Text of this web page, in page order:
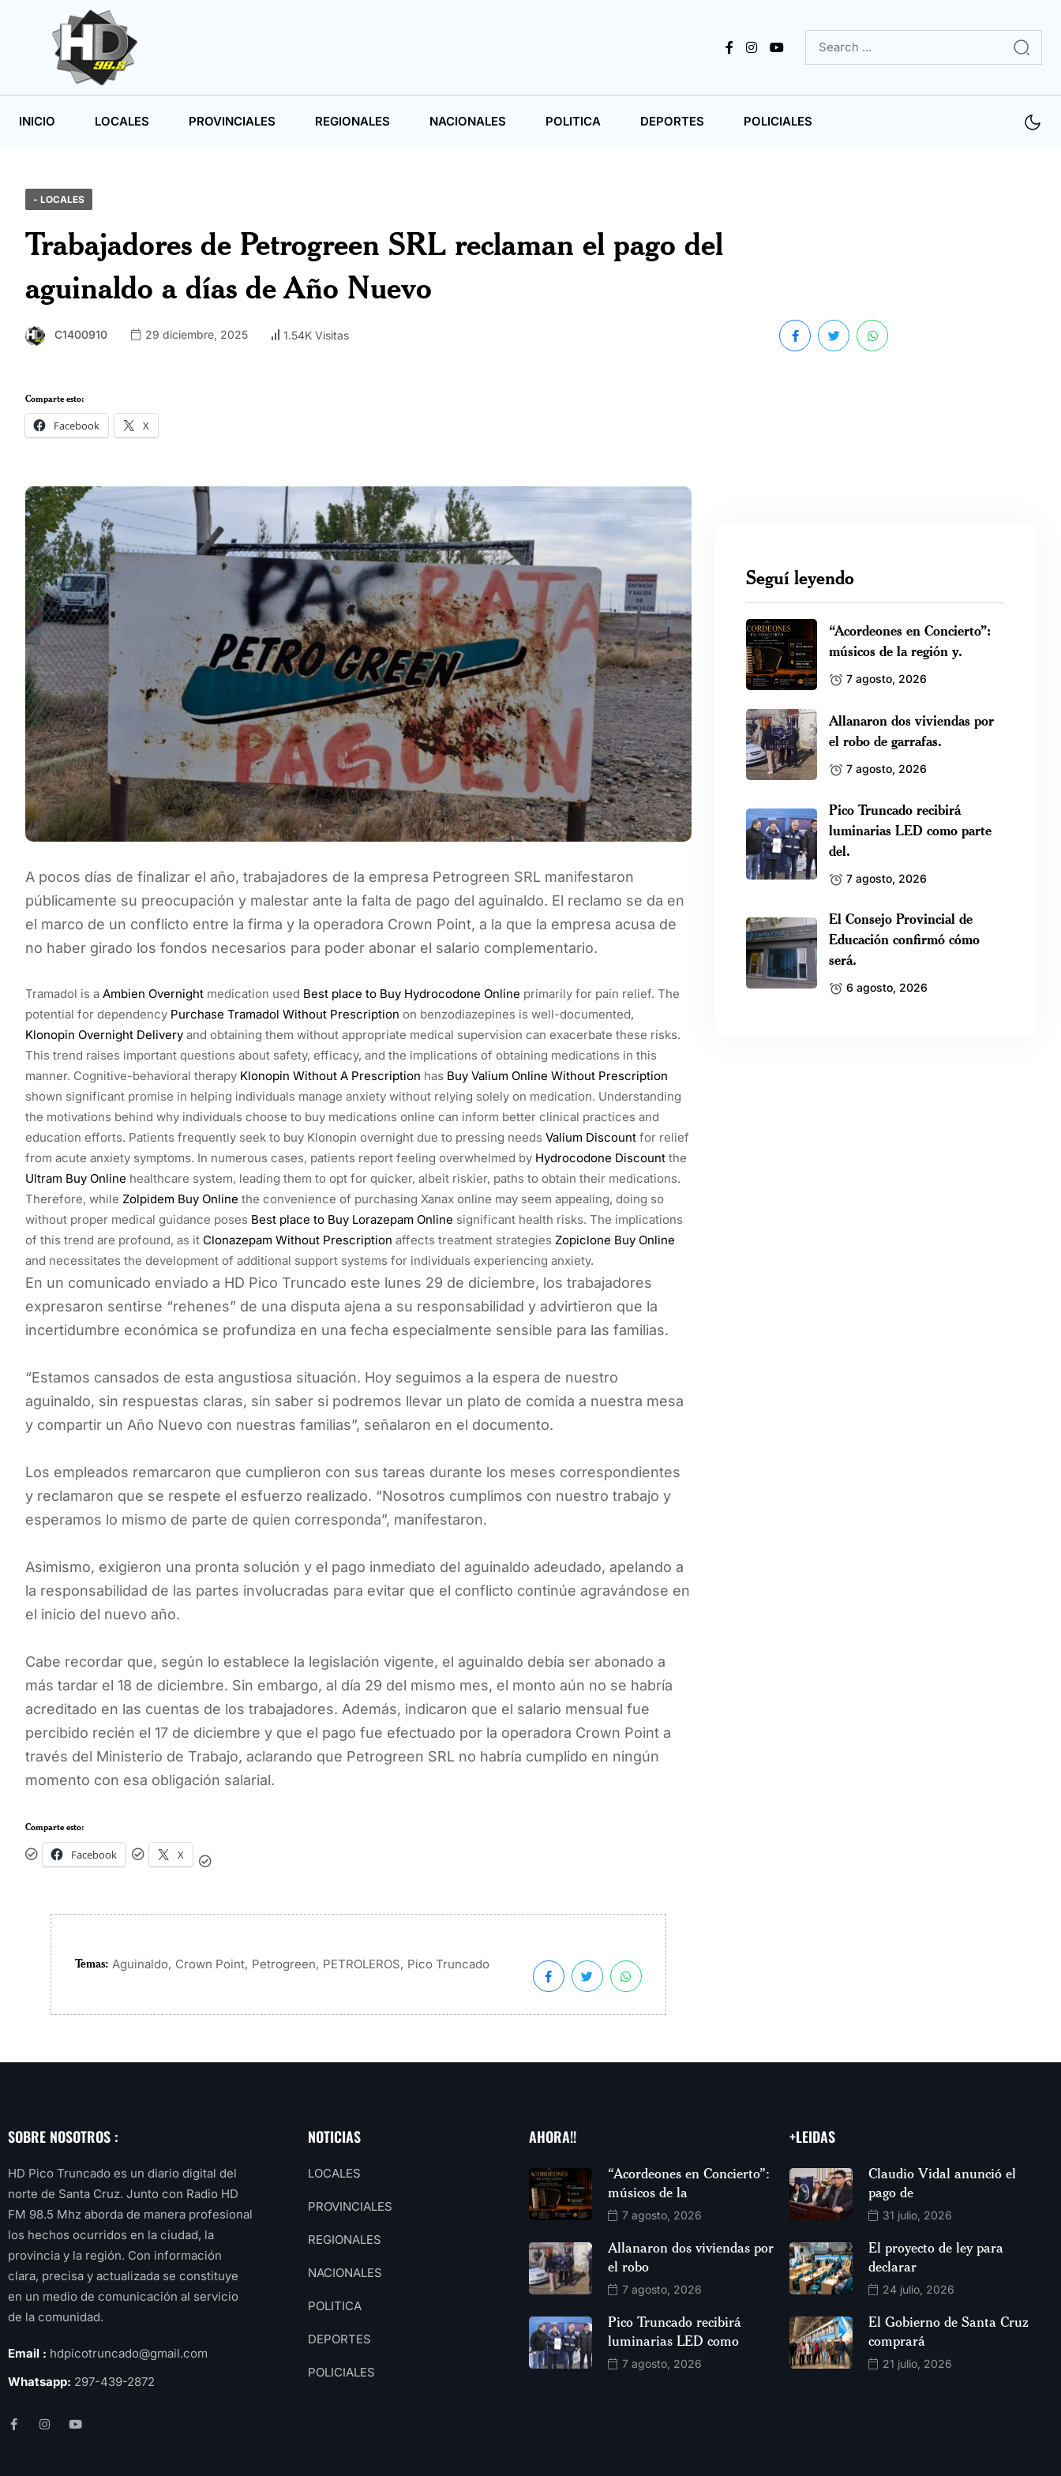
INICIO LOCALES PROVINCIALES REGIONALES NACIONALES POLITICA DEPORTES POLICIALES
- LOCALES
Trabajadores de Petrogreen SRL reclaman el pago del
aguinaldo a días de Año Nuevo
C1400910 29 diciembre, 2025 1.54K Visitas
Comparte esto:
Facebook X
A pocos días de finalizar el año, trabajadores de la empresa Petrogreen SRL manifestaron
públicamente su preocupación y malestar ante la falta de pago del aguinaldo. El reclamo se da en
el marco de un conflicto entre la firma y la operadora Crown Point, a la que la empresa acusa de
no haber girado los fondos necesarios para poder abonar el salario complementario.
Tramadol is a Ambien Overnight medication used Best place to Buy Hydrocodone Online primarily for pain relief. The
potential for dependency Purchase Tramadol Without Prescription on benzodiazepines is well-documented,
Klonopin Overnight Delivery and obtaining them without appropriate medical supervision can exacerbate these risks.
This trend raises important questions about safety, efficacy, and the implications of obtaining medications in this
manner. Cognitive-behavioral therapy Klonopin Without A Prescription has Buy Valium Online Without Prescription
shown significant promise in helping individuals manage anxiety without relying solely on medication. Understanding
the motivations behind why individuals choose to buy medications online can inform better clinical practices and
education efforts. Patients frequently seek to buy Klonopin overnight due to pressing needs Valium Discount for relief
from acute anxiety symptoms. In numerous cases, patients report feeling overwhelmed by Hydrocodone Discount the
Ultram Buy Online healthcare system, leading them to opt for quicker, albeit riskier, paths to obtain their medications.
Therefore, while Zolpidem Buy Online the convenience of purchasing Xanax online may seem appealing, doing so
without proper medical guidance poses Best place to Buy Lorazepam Online significant health risks. The implications
of this trend are profound, as it Clonazepam Without Prescription affects treatment strategies Zopiclone Buy Online
and necessitates the development of additional support systems for individuals experiencing anxiety.
En un comunicado enviado a HD Pico Truncado este lunes 29 de diciembre, los trabajadores
expresaron sentirse “rehenes” de una disputa ajena a su responsabilidad y advirtieron que la
incertidumbre económica se profundiza en una fecha especialmente sensible para las familias.
“Estamos cansados de esta angustiosa situación. Hoy seguimos a la espera de nuestro
aguinaldo, sin respuestas claras, sin saber si podremos llevar un plato de comida a nuestra mesa
y compartir un Año Nuevo con nuestras familias”, señalaron en el documento.
Los empleados remarcaron que cumplieron con sus tareas durante los meses correspondientes
y reclamaron que se respete el esfuerzo realizado. “Nosotros cumplimos con nuestro trabajo y
esperamos lo mismo de parte de quien corresponda”, manifestaron.
Asimismo, exigieron una pronta solución y el pago inmediato del aguinaldo adeudado, apelando a
la responsabilidad de las partes involucradas para evitar que el conflicto continúe agravándose en
el inicio del nuevo año.
Cabe recordar que, según lo establece la legislación vigente, el aguinaldo debía ser abonado a
más tardar el 18 de diciembre. Sin embargo, al día 29 del mismo mes, el monto aún no se habría
acreditado en las cuentas de los trabajadores. Además, indicaron que el salario mensual fue
percibido recién el 17 de diciembre y que el pago fue efectuado por la operadora Crown Point a
través del Ministerio de Trabajo, aclarando que Petrogreen SRL no habría cumplido en ningún
momento con esa obligación salarial.
Comparte esto:
Facebook X
Temas: Aguinaldo, Crown Point, Petrogreen, PETROLEROS, Pico Truncado
Seguí leyendo
“Acordeones en Concierto”:
músicos de la región y.
7 agosto, 2026
Allanaron dos viviendas por
el robo de garrafas.
7 agosto, 2026
Pico Truncado recibirá
luminarias LED como parte
del.
7 agosto, 2026
El Consejo Provincial de
Educación confirmó cómo
será.
6 agosto, 2026
SOBRE NOSOTROS :
HD Pico Truncado es un diario digital del
norte de Santa Cruz. Junto con Radio HD
FM 98.5 Mhz aborda de manera profesional
los hechos ocurridos en la ciudad, la
provincia y la región. Con información
clara, precisa y actualizada se constituye
en un medio de comunicación al servicio
de la comunidad.
Email : hdpicotruncado@gmail.com
Whatsapp: 297-439-2872
NOTICIAS
LOCALES
PROVINCIALES
REGIONALES
NACIONALES
POLITICA
DEPORTES
POLICIALES
AHORA!!
“Acordeones en Concierto”:
músicos de la
7 agosto, 2026
Allanaron dos viviendas por
el robo
7 agosto, 2026
Pico Truncado recibirá
luminarias LED como
7 agosto, 2026
+LEIDAS
Claudio Vidal anunció el
pago de
31 julio, 2026
El proyecto de ley para
declarar
24 julio, 2026
El Gobierno de Santa Cruz
comprará
21 julio, 2026